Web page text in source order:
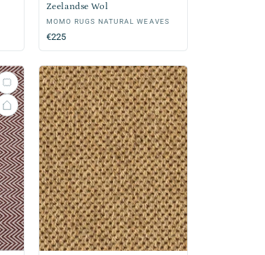
Zeelandse Wol
Verkoper:
MOMO RUGS NATURAL WEAVES
Normale
prijs
€225